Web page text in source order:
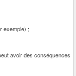
exemple) ;
avoir des conséquences